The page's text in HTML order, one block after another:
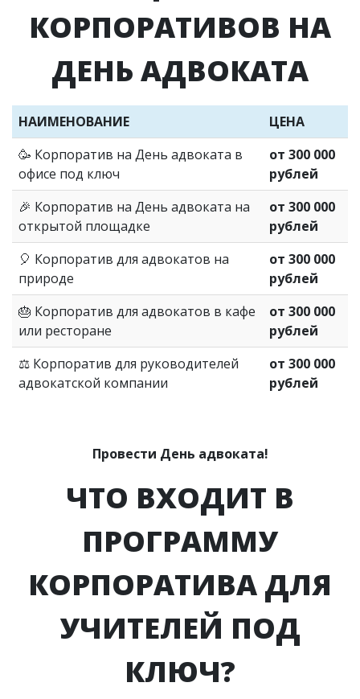
КОРПОРАТИВОВ НА
ДЕНЬ АДВОКАТА
НАИМЕНОВАНИЕ
ЦЕНА
🥳 Корпоратив на День адвоката в
офисе под ключ
от 300 000
рублей
🎉 Корпоратив на День адвоката на
открытой площадке
от 300 000
рублей
🎈 Корпоратив для адвокатов на
природе
от 300 000
рублей
🎂 Корпоратив для адвокатов в кафе
или ресторане
от 300 000
рублей
⚖️ Корпоратив для руководителей
адвокатской компании
от 300 000
рублей
Провести День адвоката!
ЧТО ВХОДИТ В
ПРОГРАММУ
КОРПОРАТИВА ДЛЯ
УЧИТЕЛЕЙ ПОД
КЛЮЧ?